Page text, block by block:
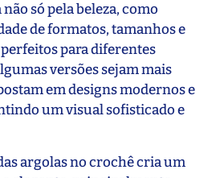
só pela beleza, como
de formatos, tamanhos e
perfeitos para diferentes
versões sejam mais
em designs modernos e
um visual sofisticado e
argolas no crochê cria um